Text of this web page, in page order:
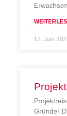
12. Juni
Gründer